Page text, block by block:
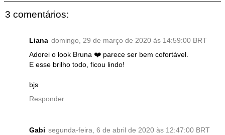
3 comentários:
Liana domingo, 29 de março de 2020 às 14:59:00 BRT
Adorei o look Bruna ❤️ parece ser bem cofortável.
E esse brilho todo, ficou lindo!
bjs
Responder
Gabi segunda-feira, 6 de abril de 2020 às 12:47:00 BRT